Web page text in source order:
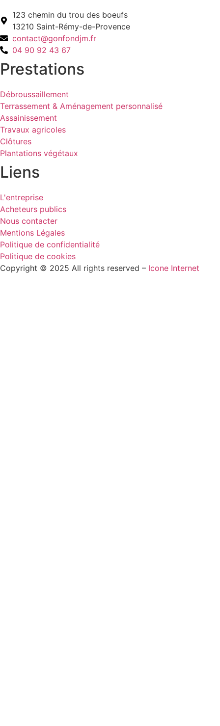
123 chemin du trou des boeufs
13210 Saint-Rémy-de-Provence
contact@gonfondjm.fr
04 90 92 43 67
Prestations
Débroussaillement
Terrassement & Aménagement personnalisé
Assainissement
Travaux agricoles
Clôtures
Plantations végétaux
Liens
L'entreprise
Acheteurs publics
Nous contacter
Mentions Légales
Politique de confidentialité
Politique de cookies
Copyright © 2025 All rights reserved – Icone Internet